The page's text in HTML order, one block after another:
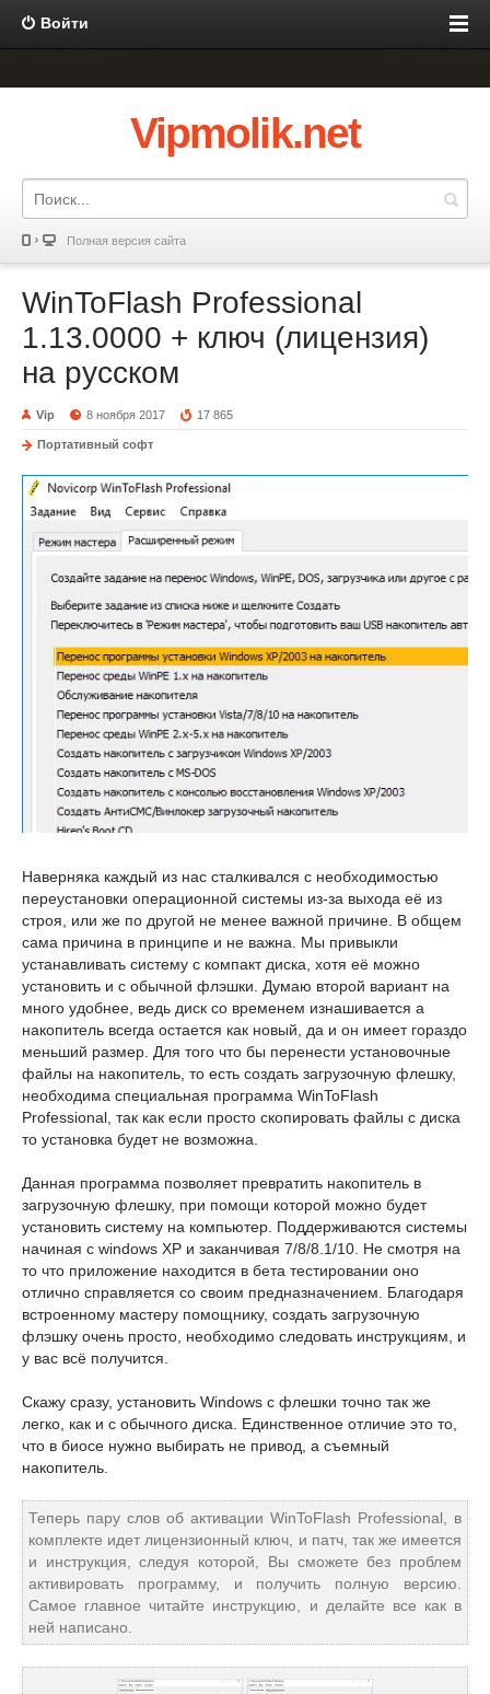
Войти
Vipmolik.net
Полная версия сайта
WinToFlash Professional
1.13.0000 + ключ (лицензия)
на русском
Vip 8 ноября 2017 17 865
Портативный софт
Наверняка каждый из нас сталкивался с необходимостью
переустановки операционной системы из-за выхода её из
строя, или же по другой не менее важной причине. В общем
сама причина в принципе и не важна. Мы привыкли
устанавливать систему с компакт диска, хотя её можно
установить и с обычной флэшки. Думаю второй вариант на
много удобнее, ведь диск со временем изнашивается а
накопитель всегда остается как новый, да и он имеет гораздо
меньший размер. Для того что бы перенести установочные
файлы на накопитель, то есть создать загрузочную флешку,
необходима специальная программа WinToFlash
Professional, так как если просто скопировать файлы с диска
то установка будет не возможна.
Данная программа позволяет превратить накопитель в
загрузочную флешку, при помощи которой можно будет
установить систему на компьютер. Поддерживаются системы
начиная с windows XP и заканчивая 7/8/8.1/10. Не смотря на
то что приложение находится в бета тестировании оно
отлично справляется со своим предназначением. Благодаря
встроенному мастеру помощнику, создать загрузочную
флэшку очень просто, необходимо следовать инструкциям, и
у вас всё получится.
Скажу сразу, установить Windows c флешки точно так же
легко, как и с обычного диска. Единственное отличие это то,
что в биосе нужно выбирать не привод, а съемный
накопитель.
Теперь пару слов об активации WinToFlash Professional, в
комплекте идет лицензионный ключ, и патч, так же имеется
и инструкция, следуя которой, Вы сможете без проблем
активировать программу, и получить полную версию.
Самое главное читайте инструкцию, и делайте все как в
ней написано.